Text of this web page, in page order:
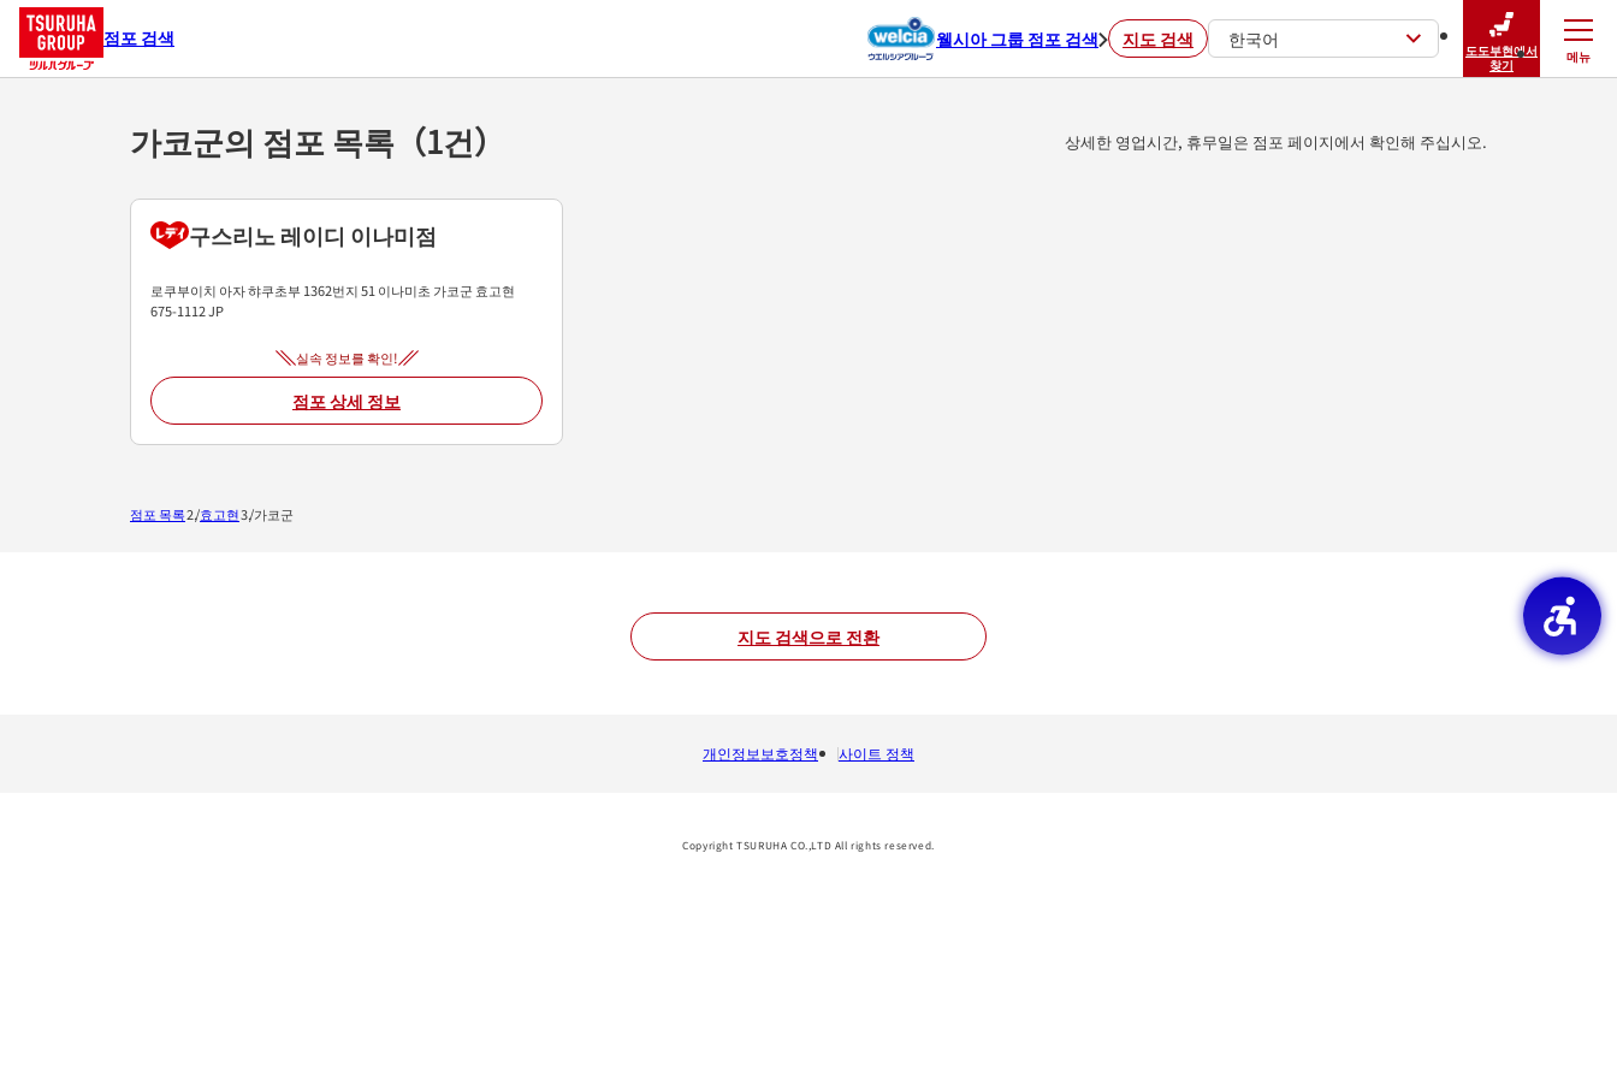
점포 검색 웰시아 그룹 점포 검색 지도 검색 한국어
도도부현에서
찾기
메뉴
닫기
가코군의 점포 목록（1건） 상세한 영업시간, 휴무일은 점포 페이지에서 확인해 주십시오.
구스리노 레이디 이나미점
로쿠부이치 아자 햐쿠초부 1362번지 51 이나미초 가코군 효고현
675-1112JP
실속 정보를 확인!
점포 상세 정보
지도 검색으로 전환
점포 목록 효고현 가코군
개인정보보호정책 사이트 정책
Copyright TSURUHA CO.,LTD All rights reserved.